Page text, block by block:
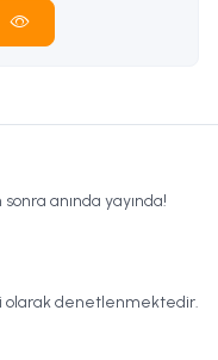
anında yayında!
olarak denetlenmektedir.